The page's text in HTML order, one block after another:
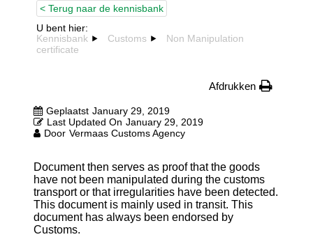
< Terug naar de kennisbank
U bent hier:
Kennisbank
Customs
Non Manipulation
certificate
Afdrukken
Geplaatst January 29, 2019
Last Updated On January 29, 2019
Door Vermaas Customs Agency
Document then serves as proof that the goods
have not been manipulated during the customs
transport or that irregularities have been detected.
This document is mainly used in transit. This
document has always been endorsed by
Customs.